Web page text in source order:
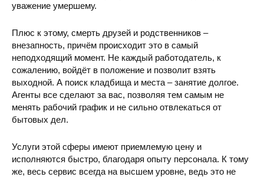
уважение умершему.
Плюс к этому, смерть друзей и родственников –
внезапность, причём происходит это в самый
неподходящий момент. Не каждый работодатель, к
сожалению, войдёт в положение и позволит взять
выходной. А поиск кладбища и места – занятие долгое.
Агенты все сделают за вас, позволяя тем самым не
менять рабочий график и не сильно отвлекаться от
бытовых дел.
Услуги этой сферы имеют приемлемую цену и
исполняются быстро, благодаря опыту персонала. К тому
же, весь сервис всегда на высшем уровне, ведь это не